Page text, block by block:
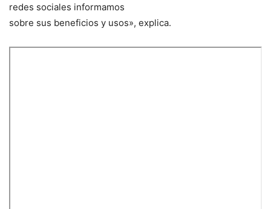
redes sociales informamos
sobre sus beneficios y usos», explica.